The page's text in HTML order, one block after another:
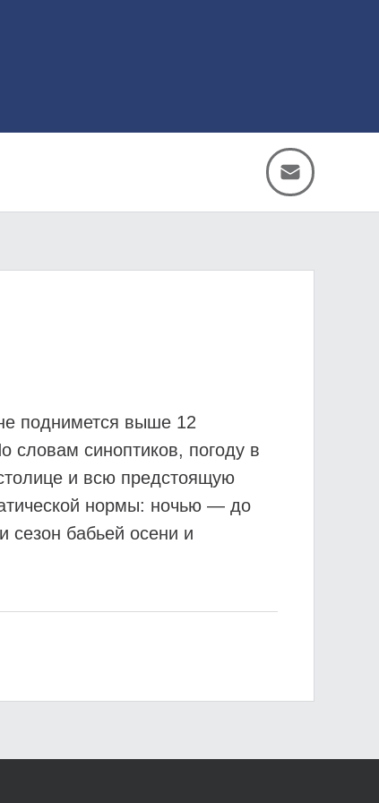
поднимется выше 12
словам синоптиков, погоду в
и всю предстоящую
нормы: ночью — до
сезон бабьей осени и